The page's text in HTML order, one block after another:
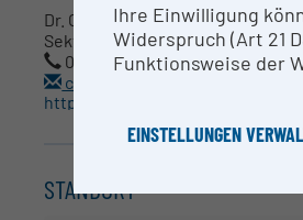
Dr. Christine Fauth
Sektion für Humangenetik
0043 - 0512 - 9003 - 70503
christine.fauth@i-med.ac.at
http://www.humgen.at
STANDORT
Ihre Einwilligung
Widerspruch (Art 21
Funktionsweise der
EINSTELLUNGEN